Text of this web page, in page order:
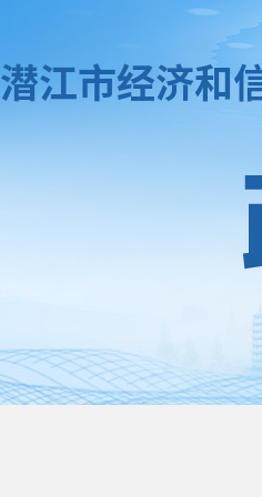
潜江市经济和